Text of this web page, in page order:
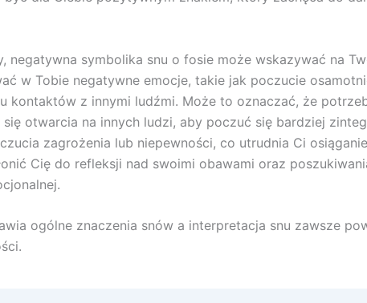
negatywna symbolika snu o fosie może wskazywać na
w Tobie negatywne emocje, takie jak poczucie
kontaktów z innymi ludźmi. Może to oznaczać, że
się otwarcia na innych ludzi, aby poczuć się bardziej
zagrożenia lub niepewności, co utrudnia Ci
Cię do refleksji nad swoimi obawami oraz
ogólne znaczenia snów a interpretacja snu zawsze